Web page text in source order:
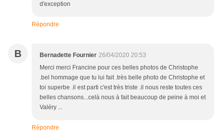
d'exception
Répondre
B Bernadette Fournier 26/04/2020 20:53
Merci merci Francine pour ces belles photos de Christophe
.bel hommage que tu lui fait .très belle photo de Christophe et
toi superbe .il est parti c'est très triste .il nous reste toutes ces
belles chansons...celà nous à fait beaucoup de peine à moi et
Valéry ...
Répondre